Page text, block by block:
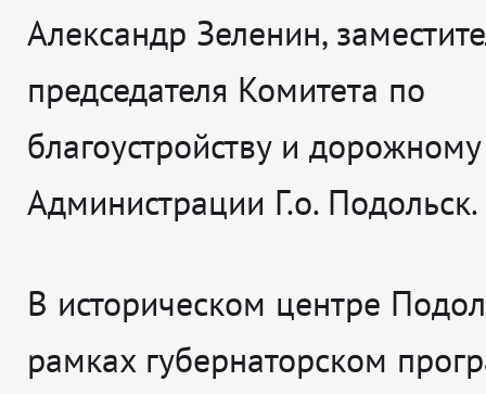
Александр Зеленин,
председателя Комитета по
благоустройству и дорожному
Администрации Г.о. Подольск.
В историческом центре
рамках губернаторском